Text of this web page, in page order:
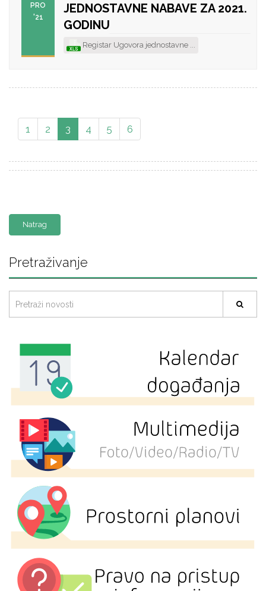
PRO
'21
JEDNOSTAVNE NABAVE ZA 2021.
GODINU
Registar Ugovora jednostavne ...
1 2 3 4 5 6
Natrag
Pretraživanje